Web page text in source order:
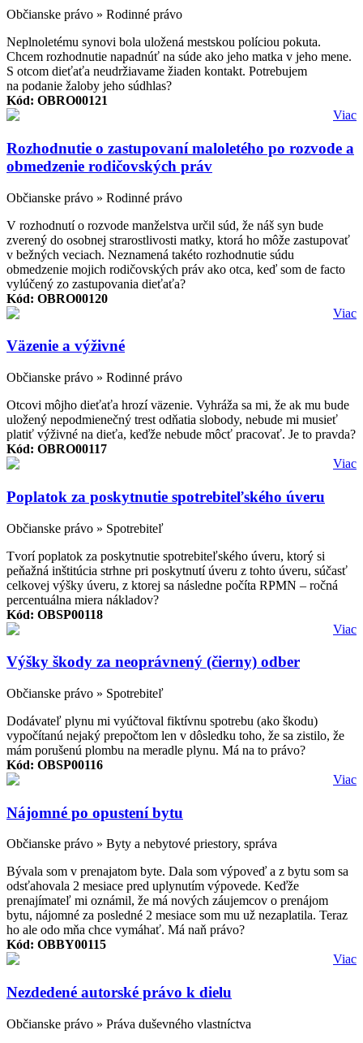
Občianske právo » Rodinné právo
Neplnoletému synovi bola uložená mestskou políciou pokuta.
Chcem rozhodnutie napadnúť na súde ako jeho matka v jeho mene.
S otcom dieťaťa neudržiavame žiaden kontakt. Potrebujem
na podanie žaloby jeho súdhlas?
Kód: OBRO00121
Viac
Rozhodnutie o zastupovaní maloletého po rozvode a
obmedzenie rodičovských práv
Občianske právo » Rodinné právo
V rozhodnutí o rozvode manželstva určil súd, že náš syn bude
zverený do osobnej strarostlivosti matky, ktorá ho môže zastupovať
v bežných veciach. Neznamená takéto rozhodnutie súdu
obmedzenie mojich rodičovských práv ako otca, keď som de facto
vylúčený zo zastupovania dieťaťa?
Kód: OBRO00120
Viac
Väzenie a výživné
Občianske právo » Rodinné právo
Otcovi môjho dieťaťa hrozí väzenie. Vyhráža sa mi, že ak mu bude
uložený nepodmienečný trest odňatia slobody, nebude mi musieť
platiť výživné na dieťa, keďže nebude môcť pracovať. Je to pravda?
Kód: OBRO00117
Viac
Poplatok za poskytnutie spotrebiteľského úveru
Občianske právo » Spotrebiteľ
Tvorí poplatok za poskytnutie spotrebiteľského úveru, ktorý si
peňažná inštitúcia strhne pri poskytnutí úveru z tohto úveru, súčasť
celkovej výšky úveru, z ktorej sa následne počíta RPMN – ročná
percentuálna miera nákladov?
Kód: OBSP00118
Viac
Výšky škody za neoprávnený (čierny) odber
Občianske právo » Spotrebiteľ
Dodávateľ plynu mi vyúčtoval fiktívnu spotrebu (ako škodu)
vypočítanú nejaký prepočtom len v dôsledku toho, že sa zistilo, že
mám porušenú plombu na meradle plynu. Má na to právo?
Kód: OBSP00116
Viac
Nájomné po opustení bytu
Občianske právo » Byty a nebytové priestory, správa
Bývala som v prenajatom byte. Dala som výpoveď a z bytu som sa
odsťahovala 2 mesiace pred uplynutím výpovede. Keďže
prenajímateľ mi oznámil, že má nových záujemcov o prenájom
bytu, nájomné za posledné 2 mesiace som mu už nezaplatila. Teraz
ho ale odo mňa chce vymáhať. Má naň právo?
Kód: OBBY00115
Viac
Nezdedené autorské právo k dielu
Občianske právo » Práva duševného vlastníctva